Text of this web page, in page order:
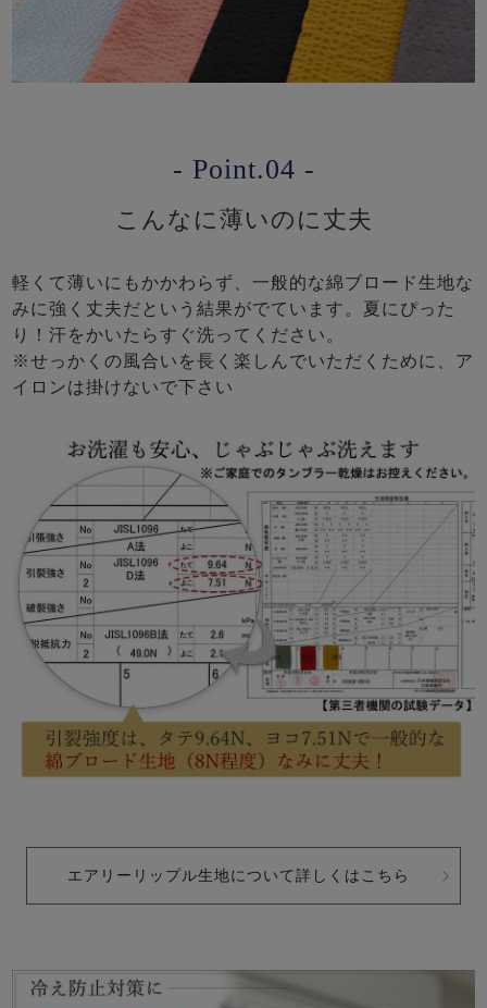
- Point.04 -
こんなに薄いのに丈夫
軽くて薄いにもかかわらず、一般的な綿ブロード生地な
みに強く丈夫だという結果がでています。夏にぴった
り！汗をかいたらすぐ洗ってください。
※せっかくの風合いを長く楽しんでいただくために、ア
イロンは掛けないで下さい
エアリーリップル生地について詳しくはこちら